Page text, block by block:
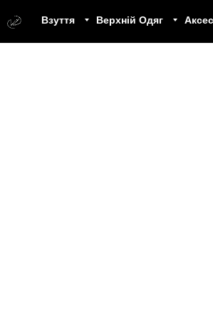
Взуття Верхній Одяг